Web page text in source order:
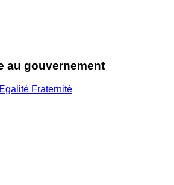
au gouvernement